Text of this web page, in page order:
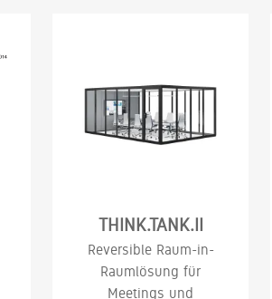
THINK.TANK.II
Reversible Raum-in-
Raumlösung für
Meetings und